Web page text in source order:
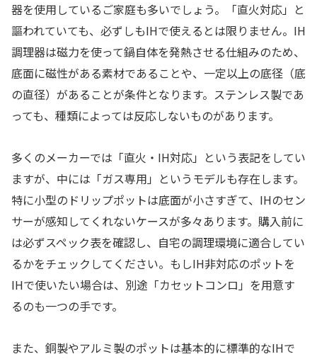
器を使用しているご家庭も多いでしょう。「直火対応」と
謳われていても、必ずしもIHで使えるとは限りません。IH
調理器は磁力を使って鍋自体を発熱させる仕組みのため、
底面に磁性がある素材であることや、一定以上の底径（底
の直径）があることが条件となります。ステンレス製であ
っても、種類によっては反応しないものがあります。
多くのメーカーでは「直火・IH対応」という表記をしてい
ますが、中には「ガス専用」というモデルも存在します。
特に小型のドリップポットは底面が小さすぎて、IHのセン
サーが感知してくれないケースが多々あります。購入前に
は必ずスペック表を確認し、自宅の調理環境に適合してい
るかをチェックしてください。もしIH非対応のポットを
IHで使いたい場合は、別途「カセットコンロ」を用意す
るのも一つの手です。
また、銅製やアルミ製のポットは基本的に標準的なIHで